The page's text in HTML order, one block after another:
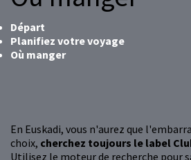
Départ
Planifiez votre voyage
Où manger
En Euskadi, vous n'aurez que
choix, cherchez toujours le label
Utilisez le moteur de recherche pour